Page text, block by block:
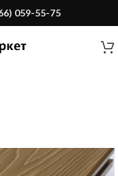
059-55-75